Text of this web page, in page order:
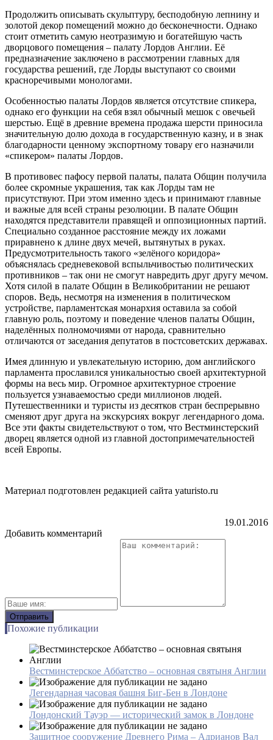
Продолжить описывать скульптуру, бесподобную лепнину и
золотой декор помещений можно до бесконечности. Однако
стоит отметить самую неотразимую и богатейшую часть
дворцового помещения – палату Лордов Англии. Её
предназначение заключено в рассмотрении главных для
государства решений, где Лорды выступают со своими
красноречивыми монологами.
Особенностью палаты Лордов является отсутствие спикера,
однако его функции на себя взял обычный мешок с овечьей
шерстью. Ещё в древние времена продажа шерсти приносила
значительную долю дохода в государственную казну, и в знак
благодарности ценному экспортному товару его назначили
«спикером» палаты Лордов.
В противовес пафосу первой палаты, палата Общин получила
более скромные украшения, так как Лорды там не
присутствуют. При этом именно здесь и принимают главные
и важные для всей страны резолюции. В палате Общин
находятся представители правящей и оппозиционных партий.
Специально созданное расстояние между их ложами
приравнено к длине двух мечей, вытянутых в руках.
Предусмотрительность такого «зелёного коридора»
объяснялась средневековой вспыльчивостью политических
противников – так они не смогут навредить друг другу мечом.
Хотя силой в палате Общин в Великобритании не решают
споров. Ведь, несмотря на изменения в политическом
устройстве, парламентская монархия оставила за собой
главную роль, поэтому и поведение членов палаты Общин,
наделённых полномочиями от народа, сравнительно
отличаются от заседания депутатов в постсоветских державах.
Имея длинную и увлекательную историю, дом английского
парламента прославился уникальностью своей архитектурной
формы на весь мир. Огромное архитектурное строение
пользуется узнаваемостью среди миллионов людей.
Путешественники и туристы из десятков стран беспрерывно
сменяют друг друга на экскурсиях вокруг легендарного дома.
Все эти факты свидетельствуют о том, что Вестминстерский
дворец является одной из главной достопримечательностей
всей Европы.
Материал подготовлен редакцией сайта yaturisto.ru
19.01.2016
Добавить комментарий
Похожие публикации
Вестминстерское Аббатство – основная святыня Англии
Легендарная часовая башня Биг-Бен в Лондоне
Лондонский Тауэр — исторический замок в Лондоне
Защитное сооружение Древнего Рима – Адрианов Вал